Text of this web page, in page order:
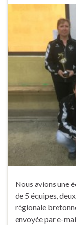
Nous avions une
de 5 équipes,
régionale
envoyée par e-